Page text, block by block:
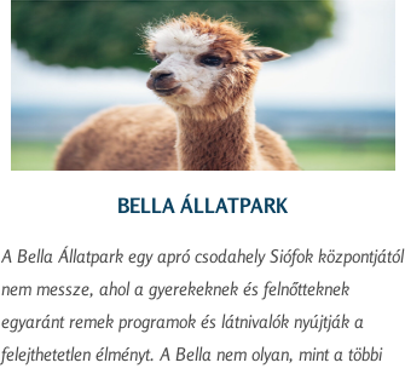
BELLA ÁLLATPARK
A Bella Állatpark egy apró csodahely Siófok központjától
nem messze, ahol a gyerekeknek és felnőtteknek
egyaránt remek programok és látnivalók nyújtják a
felejthetetlen élményt. A Bella nem olyan, mint a többi